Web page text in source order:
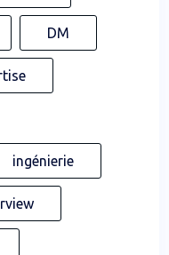
DM
ingénierie